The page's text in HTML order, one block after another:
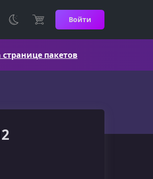
Войти
странице пакетов